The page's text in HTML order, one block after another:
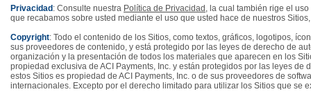
Privacidad : Consulte nuestra Política de Privacidad , la cual también rige el
que recabamos sobre usted mediante el uso que usted hace de nuestros
Copyright: Todo el contenido de los Sitios, como textos, gráficos, logotipos,
sus proveedores de contenido, y está protegido por las leyes de derecho de
organización y la presentación de todos los materiales que aparecen en los
propiedad exclusiva de ACI Payments, Inc. y están protegidos por las leyes
estos Sitios es propiedad de ACI Payments, Inc. o de sus proveedores de
internacionales. Excepto por el derecho limitado para utilizar los Sitios que se